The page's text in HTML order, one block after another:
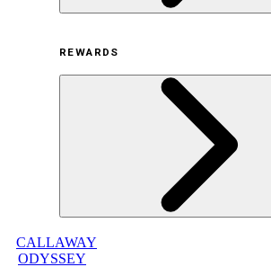
オンラインストア利
プライバシーポリ
特定商取引法に基づ
古物営業法に基づく
REWARDS
CALLAWAY
ODYSSEY